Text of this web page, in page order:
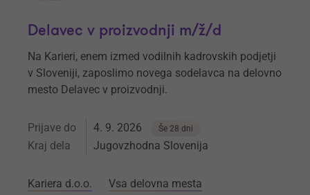
Delavec v proizvodnji m/ž/d
Na Karieri, enem izmed vodilnih kadrovskih podjetji
v Sloveniji, zaposlimo novega sodelavca na delovno
mesto Delavec v proizvodnji.
Prijave do 4. 9. 2026 Še 28 dni
Kraj dela Jugovzhodna Slovenija
Kariera d.o.o. Vsa delovna mesta